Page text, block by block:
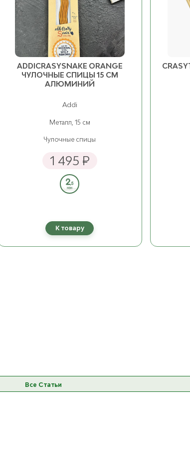
3.25 мм
ост. 2
3.50 мм
ост. 2
ADDICRASYSNAKE ORANGE
ЧУЛОЧНЫЕ СПИЦЫ 15 СМ
АЛЮМИНИЙ
Addi
Металл, 15 см
Чулочные спицы
1 495 ₽
К товару
Все Статьи